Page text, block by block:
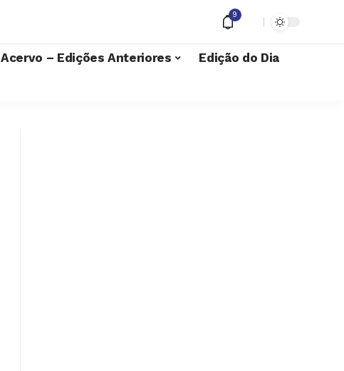
9
Acervo – Edições Anteriores
Edição do Dia